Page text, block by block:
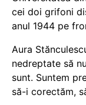
cei doi grifoni
anul 1944 pe
Aura
nedreptate să
sunt. Suntem
să-i corectăm,